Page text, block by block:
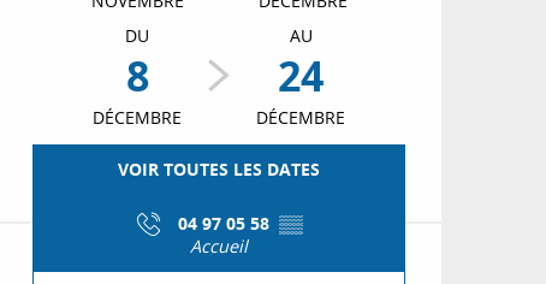
DU
8
DÉCEMBRE
AU
24
DÉCEMBRE
VOIR TOUTES LES DATES
04 97 05 58 ▒▒
Accueil